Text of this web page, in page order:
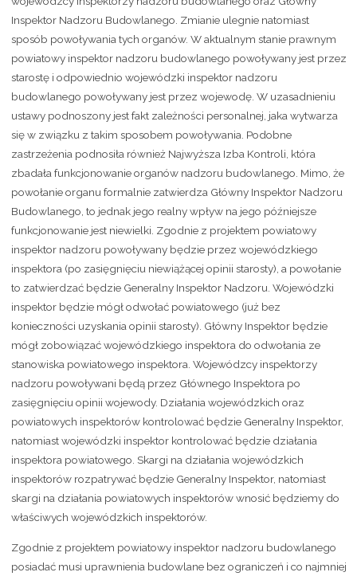
Inspektor Nadzoru Budowlanego. Zmianie ulegnie natomiast
sposób powoływania tych organów. W aktualnym stanie prawnym
powiatowy inspektor nadzoru budowlanego powoływany jest przez
starostę i odpowiednio wojewódzki inspektor nadzoru
budowlanego powoływany jest przez wojewodę. W uzasadnieniu
ustawy podnoszony jest fakt zależności personalnej, jaka wytwarza
się w związku z takim sposobem powoływania. Podobne
zastrzeżenia podnosiła również Najwyższa Izba Kontroli, która
zbadała funkcjonowanie organów nadzoru budowlanego. Mimo, że
powołanie organu formalnie zatwierdza Główny Inspektor Nadzoru
Budowlanego, to jednak jego realny wpływ na jego późniejsze
funkcjonowanie jest niewielki. Zgodnie z projektem powiatowy
inspektor nadzoru powoływany będzie przez wojewódzkiego
inspektora (po zasięgnięciu niewiążącej opinii starosty), a powołanie
to zatwierdzać będzie Generalny Inspektor Nadzoru. Wojewódzki
inspektor będzie mógł odwołać powiatowego (już bez
konieczności uzyskania opinii starosty). Główny Inspektor będzie
mógł zobowiązać wojewódzkiego inspektora do odwołania ze
stanowiska powiatowego inspektora. Wojewódzcy inspektorzy
nadzoru powoływani będą przez Głównego Inspektora po
zasięgnięciu opinii wojewody. Działania wojewódzkich oraz
powiatowych inspektorów kontrolować będzie Generalny Inspektor,
natomiast wojewódzki inspektor kontrolować będzie działania
inspektora powiatowego. Skargi na działania wojewódzkich
inspektorów rozpatrywać będzie Generalny Inspektor, natomiast
skargi na działania powiatowych inspektorów wnosić będziemy do
właściwych wojewódzkich inspektorów.
Zgodnie z projektem powiatowy inspektor nadzoru budowlanego
posiadać musi uprawnienia budowlane bez ograniczeń i co najmniej